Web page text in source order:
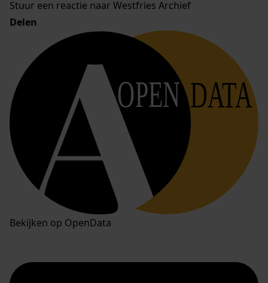
Stuur een reactie naar Westfries Archief
Delen
OPEN DATA
Bekijken op OpenData